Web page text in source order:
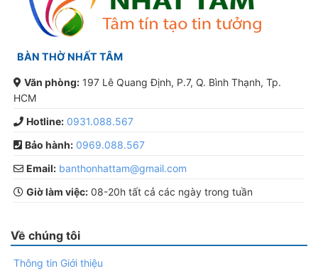
BÀN THỜ NHẤT TÂM
Văn phòng: 197 Lê Quang Định, P.7, Q. Bình Thạnh, Tp.
HCM
Hotline: 0931.088.567
Bảo hành: 0969.088.567
Email: banthonhattam@gmail.com
Giờ làm việc: 08-20h tất cả các ngày trong tuần
Về chúng tôi
Thông tin Giới thiệu